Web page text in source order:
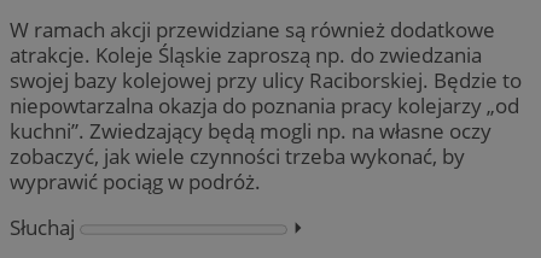
W ramach akcji przewidziane są również dodatkowe
atrakcje. Koleje Śląskie zaproszą np. do zwiedzania
swojej bazy kolejowej przy ulicy Raciborskiej. Będzie to
niepowtarzalna okazja do poznania pracy kolejarzy „od
kuchni”. Zwiedzający będą mogli np. na własne oczy
zobaczyć, jak wiele czynności trzeba wykonać, by
wyprawić pociąg w podróż.
Słuchaj
⏵︎